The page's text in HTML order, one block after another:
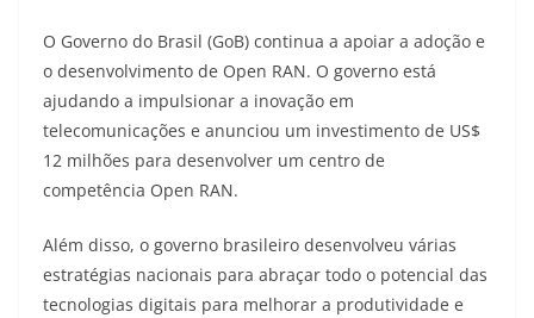
O Governo do Brasil (GoB) continua a apoiar a adoção e
o desenvolvimento de Open RAN. O governo está
ajudando a impulsionar a inovação em
telecomunicações e anunciou um investimento de US$
12 milhões para desenvolver um centro de
competência Open RAN.
Além disso, o governo brasileiro desenvolveu várias
estratégias nacionais para abraçar todo o potencial das
tecnologias digitais para melhorar a produtividade e